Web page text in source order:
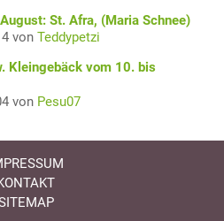
St. Afra, (Maria Schnee)
von Teddypetzi
Kleingebäck vom 10. bis
von Pesu07